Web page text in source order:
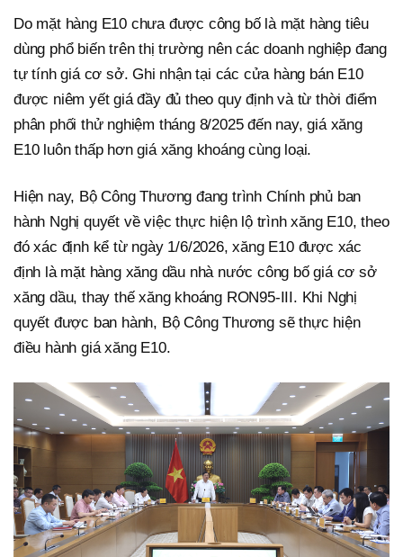
Do mặt hàng E10 chưa được công bố là mặt hàng tiêu
dùng phổ biến trên thị trường nên các doanh nghiệp đang
tự tính giá cơ sở. Ghi nhận tại các cửa hàng bán E10
được niêm yết giá đầy đủ theo quy định và từ thời điểm
phân phối thử nghiệm tháng 8/2025 đến nay, giá xăng
E10 luôn thấp hơn giá xăng khoáng cùng loại.
Hiện nay, Bộ Công Thương đang trình Chính phủ ban
hành Nghị quyết về việc thực hiện lộ trình xăng E10, theo
đó xác định kể từ ngày 1/6/2026, xăng E10 được xác
định là mặt hàng xăng dầu nhà nước công bố giá cơ sở
xăng dầu, thay thế xăng khoáng RON95-III. Khi Nghị
quyết được ban hành, Bộ Công Thương sẽ thực hiện
điều hành giá xăng E10.